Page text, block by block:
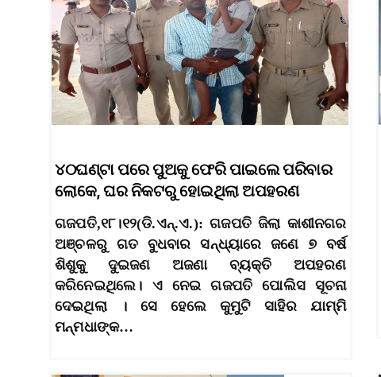
୪୦ଘଣ୍ଟା ପରେ ପୁଅକୁ ଫେରି ପାଇଲେ ପରିବାର
ଲୋକେ, ଘର ନିକଟରୁ ହୋଇଥିଲା ଅପହରଣ
ଗଜପତି,୧୮।୧୨(ଡି.ଏନ୍‌.ଏ.): ଗଜପତି ଜିଲା କାଶୀନଗର
ଅଞ୍ଚଳରୁ ଗତ ବୁଧବାର ସନ୍ଧ୍ୟାରେ ଜଣେ ୭ ବର୍ଷ
ଶିଶୁକୁ ଦୁଇଜଣ ଅଜଣା ବ୍ୟକ୍ତି ଅପହରଣ
କରିନେଇଥିଲେ। ଏ ନେଇ ଗଜପତି ପୋଲିସ ସୂଚନା
ଦେଇଥିଲା । ସେ ହେଲେ କୁମୁଟି ସାହିର ଯାମ୍ମି
ମନ୍ମଧାଙ୍କ…